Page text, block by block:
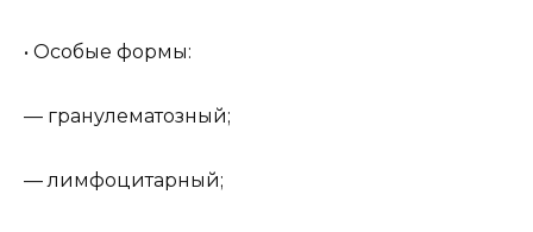
• Особые формы:
— гранулематозный;
— лимфоцитарный;